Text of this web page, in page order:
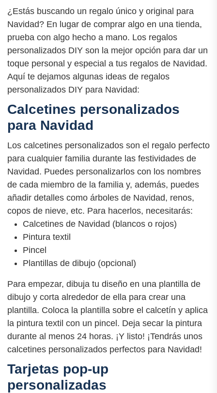
¿Estás buscando un regalo único y original para
Navidad? En lugar de comprar algo en una tienda,
prueba con algo hecho a mano. Los regalos
personalizados DIY son la mejor opción para dar un
toque personal y especial a tus regalos de Navidad.
Aquí te dejamos algunas ideas de regalos
personalizados DIY para Navidad:
Calcetines personalizados
para Navidad
Los calcetines personalizados son el regalo perfecto
para cualquier familia durante las festividades de
Navidad. Puedes personalizarlos con los nombres
de cada miembro de la familia y, además, puedes
añadir detalles como árboles de Navidad, renos,
copos de nieve, etc. Para hacerlos, necesitarás:
Calcetines de Navidad (blancos o rojos)
Pintura textil
Pincel
Plantillas de dibujo (opcional)
Para empezar, dibuja tu diseño en una plantilla de
dibujo y corta alrededor de ella para crear una
plantilla. Coloca la plantilla sobre el calcetín y aplica
la pintura textil con un pincel. Deja secar la pintura
durante al menos 24 horas. ¡Y listo! ¡Tendrás unos
calcetines personalizados perfectos para Navidad!
Tarjetas pop-up
personalizadas